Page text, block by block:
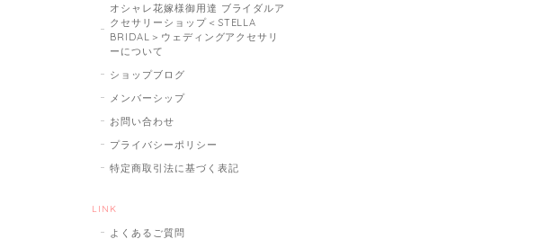
オシャレ花嫁様御用達 ブライダルア
クセサリーショップ＜STELLA
BRIDAL＞ウェディングアクセサリ
ーについて
ショップブログ
メンバーシップ
お問い合わせ
プライバシーポリシー
特定商取引法に基づく表記
LINK
よくあるご質問